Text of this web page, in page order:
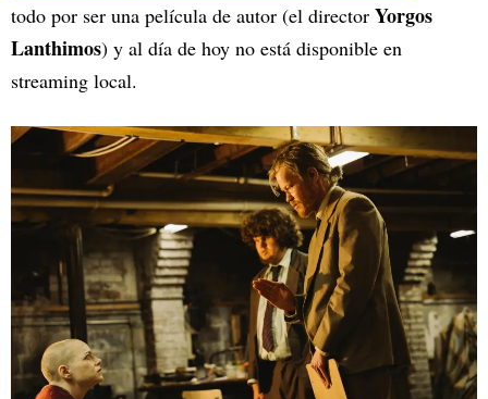
todo por ser una película de autor (el director Yorgos
Lanthimos) y al día de hoy no está disponible en
streaming local.